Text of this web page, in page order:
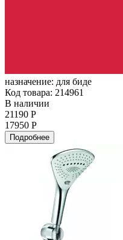
назначение: для биде
Код товара: 214961
В наличии
21190 Р
17950 Р
Подробнее